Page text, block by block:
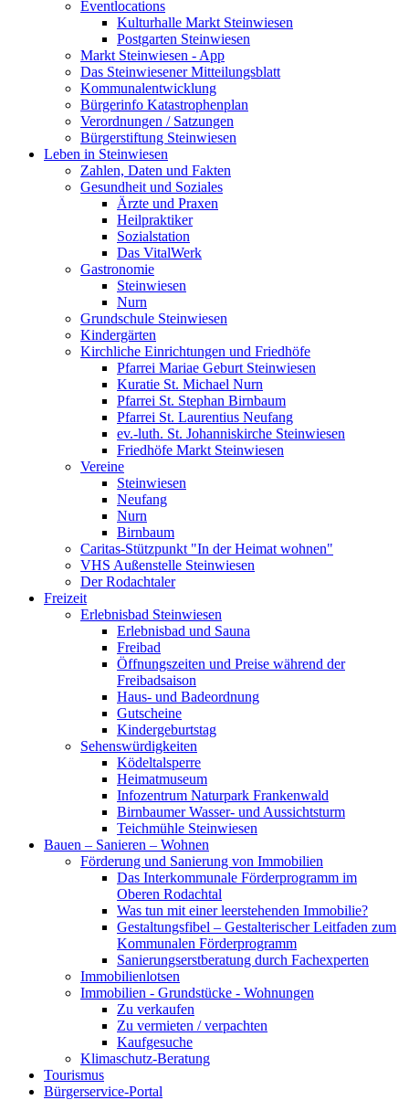
Eventlocations
Kulturhalle Markt Steinwiesen
Postgarten Steinwiesen
Markt Steinwiesen - App
Das Steinwiesener Mitteilungsblatt
Kommunalentwicklung
Bürgerinfo Katastrophenplan
Verordnungen / Satzungen
Bürgerstiftung Steinwiesen
Leben in Steinwiesen
Zahlen, Daten und Fakten
Gesundheit und Soziales
Ärzte und Praxen
Heilpraktiker
Sozialstation
Das VitalWerk
Gastronomie
Steinwiesen
Nurn
Grundschule Steinwiesen
Kindergärten
Kirchliche Einrichtungen und Friedhöfe
Pfarrei Mariae Geburt Steinwiesen
Kuratie St. Michael Nurn
Pfarrei St. Stephan Birnbaum
Pfarrei St. Laurentius Neufang
ev.-luth. St. Johanniskirche Steinwiesen
Friedhöfe Markt Steinwiesen
Vereine
Steinwiesen
Neufang
Nurn
Birnbaum
Caritas-Stützpunkt "In der Heimat wohnen"
VHS Außenstelle Steinwiesen
Der Rodachtaler
Freizeit
Erlebnisbad Steinwiesen
Erlebnisbad und Sauna
Freibad
Öffnungszeiten und Preise während der
Freibadsaison
Haus- und Badeordnung
Gutscheine
Kindergeburtstag
Sehenswürdigkeiten
Ködeltalsperre
Heimatmuseum
Infozentrum Naturpark Frankenwald
Birnbaumer Wasser- und Aussichtsturm
Teichmühle Steinwiesen
Bauen – Sanieren – Wohnen
Förderung und Sanierung von Immobilien
Das Interkommunale Förderprogramm im
Oberen Rodachtal
Was tun mit einer leerstehenden Immobilie?
Gestaltungsfibel – Gestalterischer Leitfaden zum
Kommunalen Förderprogramm
Sanierungserstberatung durch Fachexperten
Immobilienlotsen
Immobilien - Grundstücke - Wohnungen
Zu verkaufen
Zu vermieten / verpachten
Kaufgesuche
Klimaschutz-Beratung
Tourismus
Bürgerservice-Portal